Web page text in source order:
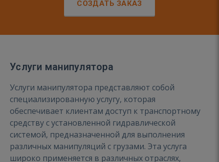
СОЗДАТЬ ЗАКАЗ
Услуги манипулятора
Услуги манипулятора представляют собой
специализированную услугу, которая
обеспечивает клиентам доступ к транспортному
средству с установленной гидравлической
системой, предназначенной для выполнения
различных манипуляций с грузами. Эта услуга
широко применяется в различных отраслях,